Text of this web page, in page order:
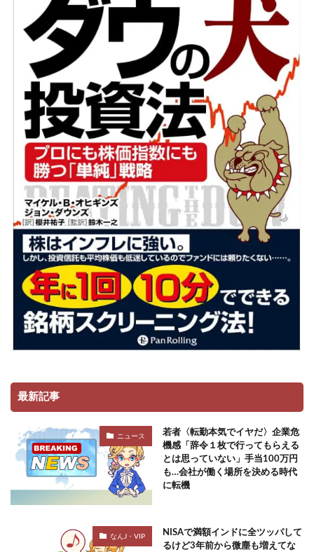
最新記事
ニュース
若者〈転勤本気でイヤだ〉企業危
機感「辞令１枚で行ってもらえる
とは思っていない」手当100万円
も…会社が働く場所を決める時代
に転機
なんJ・VIP
NISAで満額インドに全ツッパして
るけど3年前から微塵も増えてな